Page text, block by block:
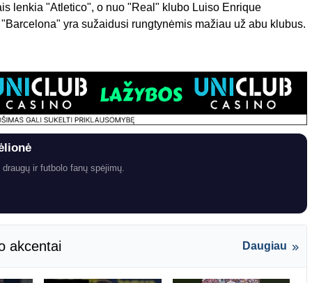
lenkia "Atletico", o nuo "Real" klubo Luiso Enrique
yra sužaidusi rungtynėmis mažiau už abu klubus.
ir futbolo fanų spėjimų.
akcentai Daugiau